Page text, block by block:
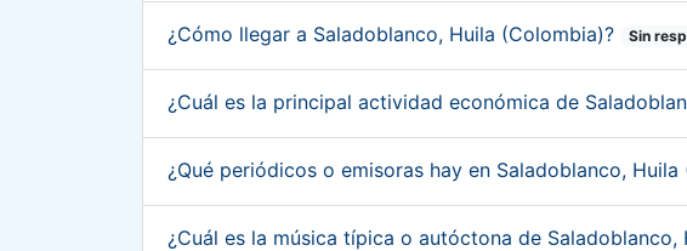
¿Cómo llegar a Saladoblanco, Huila (Colombia)? Sin
¿Cuál es la principal actividad económica de
¿Qué periódicos o emisoras hay en Saladoblanco, Huila
¿Cuál es la música típica o autóctona de Saladoblanco,